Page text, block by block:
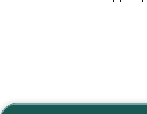
שנים. השידה הזאת נבנית לשרוד